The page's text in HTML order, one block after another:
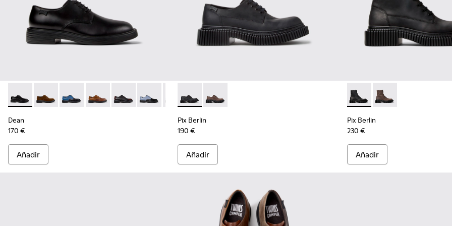
Dean - K100979-001 - Zapatos de piel negros para hombre.
Dean - K100979-027 - Zapatos de ante marrones para hombre.
Dean - K100979-026 - Zapatos de piel multicolor para hombre.
Dean - K100979-025 - Zapatos marrones de piel para hombre.
Dean - K100979-022 - Zapatos de piel negros para hombre.
Dean - K100979-016
Dean - K100979-015
Dean - K100979-014
Dean - K100979-012 Dean - K100979-004
Dean - K100979-002 - Zapatos de
Dean
170 €
Añadir
Pix Berlin - K101051-004 - Zapatos de nobuk negros para hombre.
Pix Berlin - K101051-002
Pix Berlin
190 €
Añadir
Pix Berlin - K300524-001 -
Pix Berlin - K300524-
Pix Berlin
230 €
Añadir